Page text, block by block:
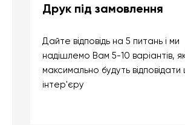
Друк під замовлення
Дайте відповідь на 5 питань і ми
надішлемо Вам 5-10 варіантів,
максимально будуть відповідати
інтер'єру